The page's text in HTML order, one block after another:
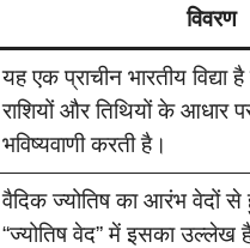
विवरण
यह एक प्राचीन भारतीय विद्या
राशियों और तिथियों के आधार
भविष्यवाणी करती है।
वैदिक ज्योतिष का आरंभ वेदों
“ज्योतिष वेद” में इसका